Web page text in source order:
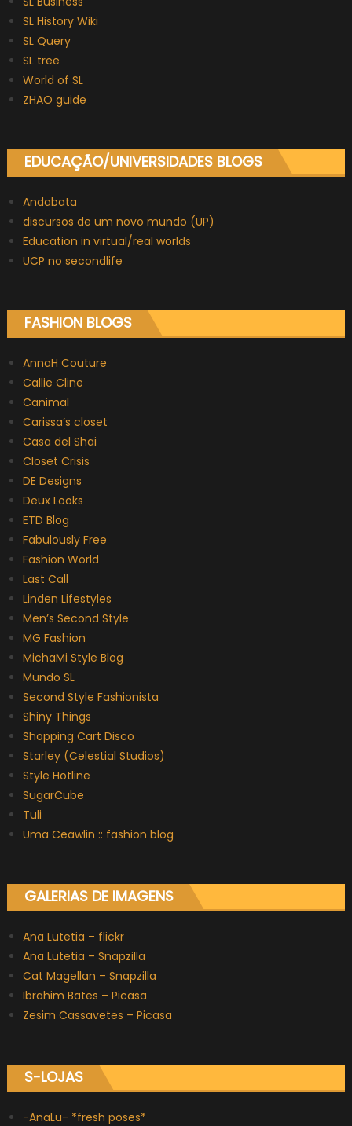
SL History Wiki
SL Query
SL tree
World of SL
ZHAO guide
EDUCAÇÃO/UNIVERSIDADES BLOGS
Andabata
discursos de um novo mundo (UP)
Education in virtual/real worlds
UCP no secondlife
FASHION BLOGS
AnnaH Couture
Callie Cline
Canimal
Carissa’s closet
Casa del Shai
Closet Crisis
DE Designs
Deux Looks
ETD Blog
Fabulously Free
Fashion World
Last Call
Linden Lifestyles
Men’s Second Style
MG Fashion
MichaMi Style Blog
Mundo SL
Second Style Fashionista
Shiny Things
Shopping Cart Disco
Starley (Celestial Studios)
Style Hotline
SugarCube
Tuli
Uma Ceawlin :: fashion blog
GALERIAS DE IMAGENS
Ana Lutetia – flickr
Ana Lutetia – Snapzilla
Cat Magellan – Snapzilla
Ibrahim Bates – Picasa
Zesim Cassavetes – Picasa
S-LOJAS
-AnaLu- *fresh poses*